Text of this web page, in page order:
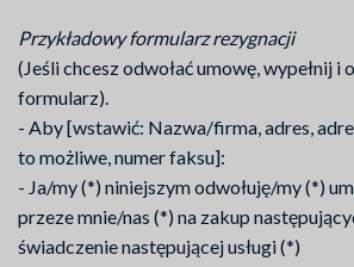
Przykładowy formularz rezygnacji
(Jeśli chcesz odwołać umowę, wypełnij i
formularz).
- Aby [wstawić: Nazwa/firma, adres,
to możliwe, numer faksu]:
- Ja/my (*) niniejszym odwołuję/my (*)
przeze mnie/nas (*) na zakup
świadczenie następującej usługi (*)